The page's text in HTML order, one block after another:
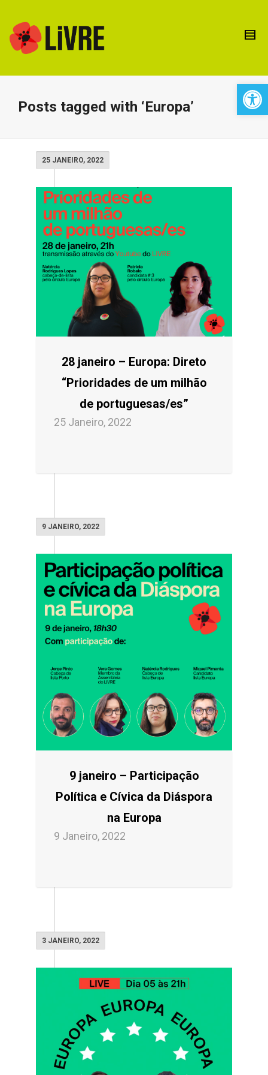
Posts tagged with ‘Europa’
25 JANEIRO, 2022
28 janeiro – Europa: Direto
“Prioridades de um milhão
de portuguesas/es”
25 Janeiro, 2022
9 JANEIRO, 2022
9 janeiro – Participação
Política e Cívica da Diáspora
na Europa
9 Janeiro, 2022
3 JANEIRO, 2022